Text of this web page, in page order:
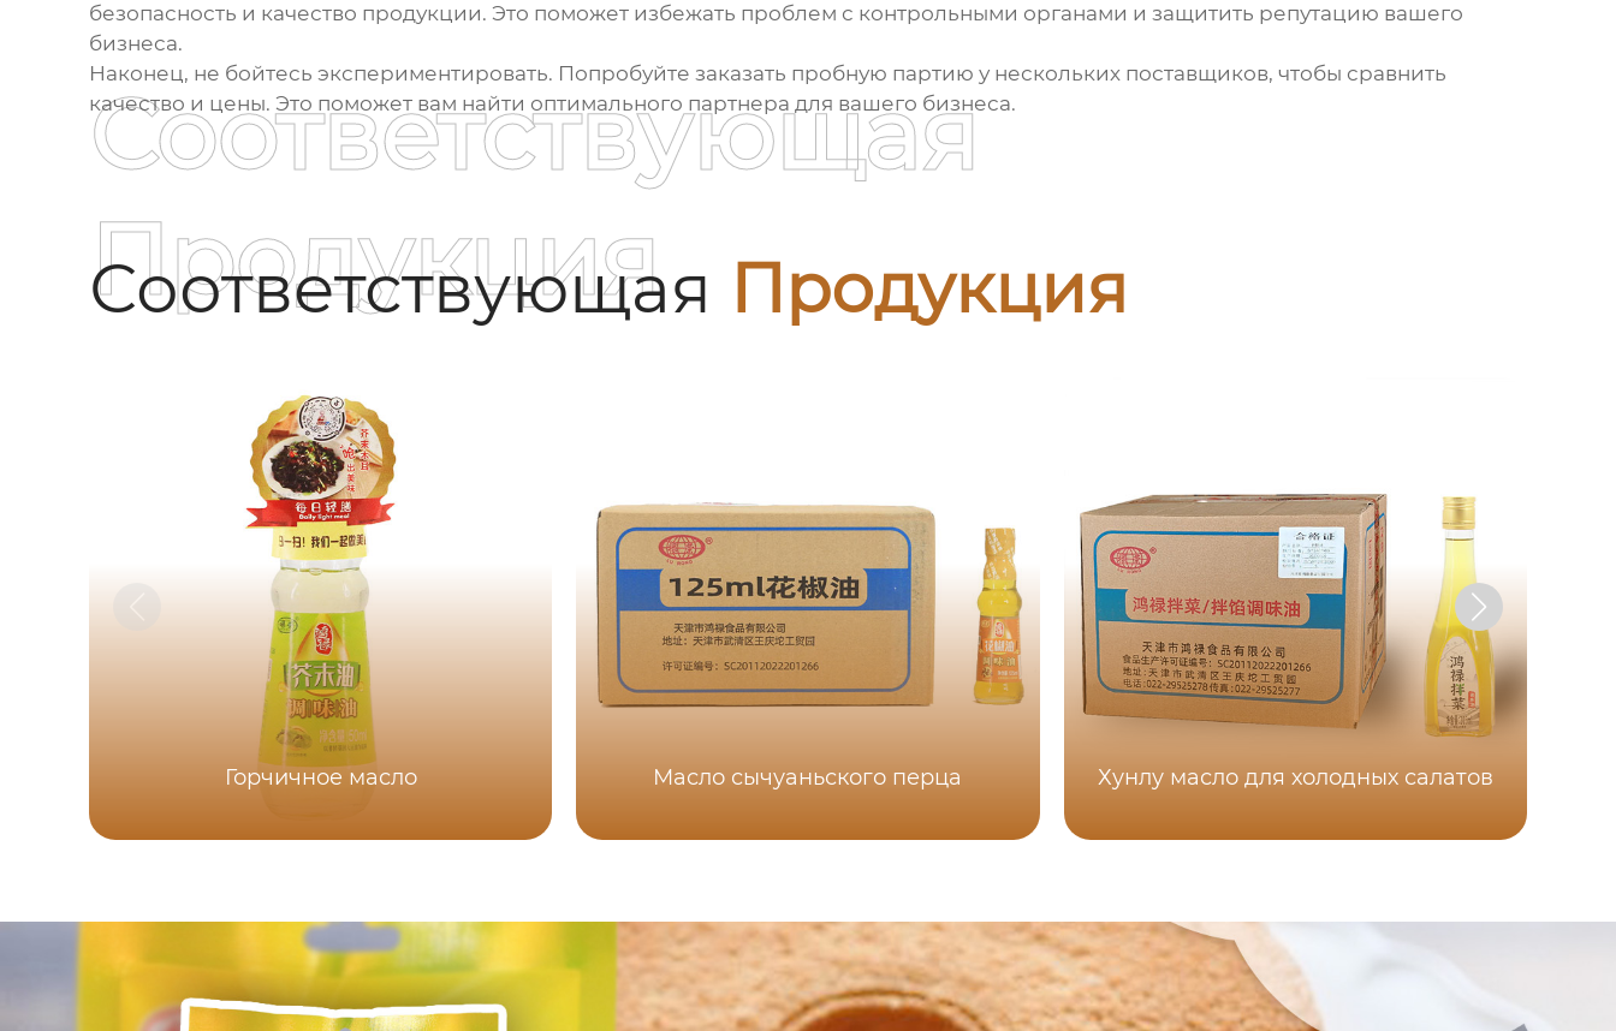
безопасность и качество продукции. Это поможет избежать проблем с контрольными органами и защитить репутацию вашего
бизнеса.
Наконец, не бойтесь экспериментировать. Попробуйте заказать пробную партию у нескольких поставщиков, чтобы сравнить
качество и цены. Это поможет вам найти оптимального партнера для вашего бизнеса.
Соответствующая Продукция
Соответствующая
Продукция
Горчичное масло Масло сычуаньского перца Хунлу масло для холодных салатов